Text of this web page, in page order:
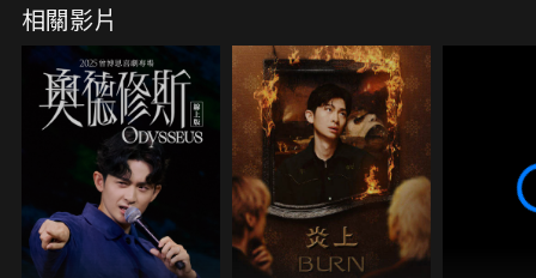
玩的故事了！
Adding up all of the times I've modeled, acted, or
appeared on TV shows, I've probably had my hair
and makeup done by about 100 different individuals.
Sometimes it turns out great, and sometimes... not so
much. It makes me wonder if I've done something to
offend them! Perhaps it's because styling each face
type comes with its own challenges. Anyway, it all
makes for an interesting story!
相關影片